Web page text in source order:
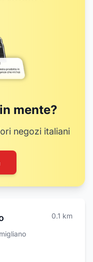
mente?
negozi italiani
0.1 km